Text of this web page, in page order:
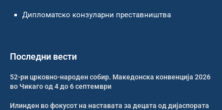
Дипломатско конзуларни преставништва
Последни вести
52-ри црковно-народен собир. Македонска конвенција 2026
во Чикаго од 4 до 6 септември
Илинден во фокусот на наставата за децата од дијаспората